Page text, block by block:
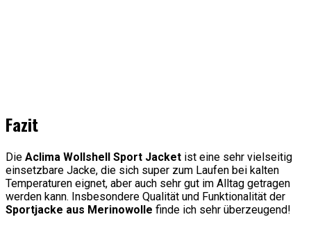
Fazit
Die Aclima Wollshell Sport Jacket ist eine sehr vielseitig
einsetzbare Jacke, die sich super zum Laufen bei kalten
Temperaturen eignet, aber auch sehr gut im Alltag getragen
werden kann. Insbesondere Qualität und Funktionalität der
Sportjacke aus Merinowolle finde ich sehr überzeugend!